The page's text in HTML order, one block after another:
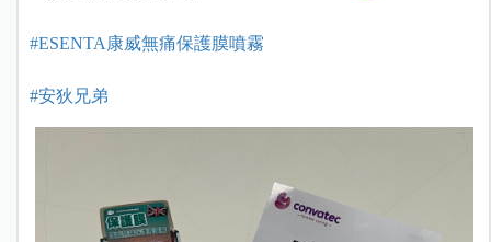
#ESENTA康威無痛保護膜噴霧
#安狄兄弟